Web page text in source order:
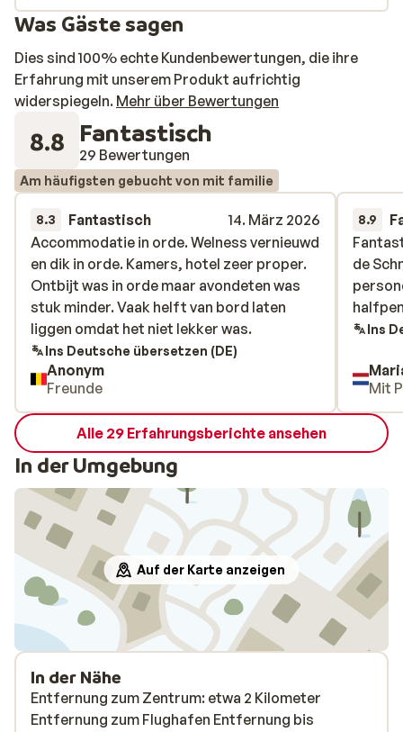
Was Gäste sagen
Dies sind 100% echte Kundenbewertungen, die ihre
Erfahrung mit unserem Produkt aufrichtig
widerspiegeln. Mehr über Bewertungen
8.8 Fantastisch
29 Bewertungen
Am häufigsten gebucht von mit familie
8.3 Fantastisch
14. März 2026
Accommodatie in orde. Welness vernieuwd
en dik in orde. Kamers, hotel zeer proper.
Ontbijt was in orde maar avondeten was
stuk minder. Vaak helft van bord laten
liggen omdat het niet lekker was.
Accommodatie in orde. Welness vernieuwd
en dik in orde. Kamers, hotel zeer proper.
Ontbijt was in orde maar avondeten was
stuk minder. Vaak helft van bord laten
liggen omdat het niet lekker was.
Ins Deutsche übersetzen (DE)
Anonym
Freunde
8.9
de
de
Ins
Mit
Alle 29 Erfahrungsberichte ansehen
In der Umgebung
Auf der Karte anzeigen
In der Nähe
Entfernung zum Zentrum: etwa 2 Kilometer
Entfernung zum Flughafen Entfernung bis